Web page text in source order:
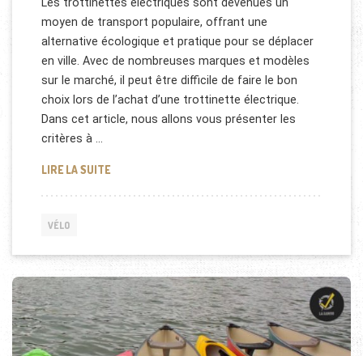
moyen de transport populaire, offrant une
alternative écologique et pratique pour se déplacer
en ville. Avec de nombreuses marques et modèles
sur le marché, il peut être difficile de faire le bon
choix lors de l’achat d’une trottinette électrique.
Dans cet article, nous allons vous présenter les
critères à …
LIRE LA SUITECOMMENT BIEN CHOISIR SA TROTTINETTE
VÉLO